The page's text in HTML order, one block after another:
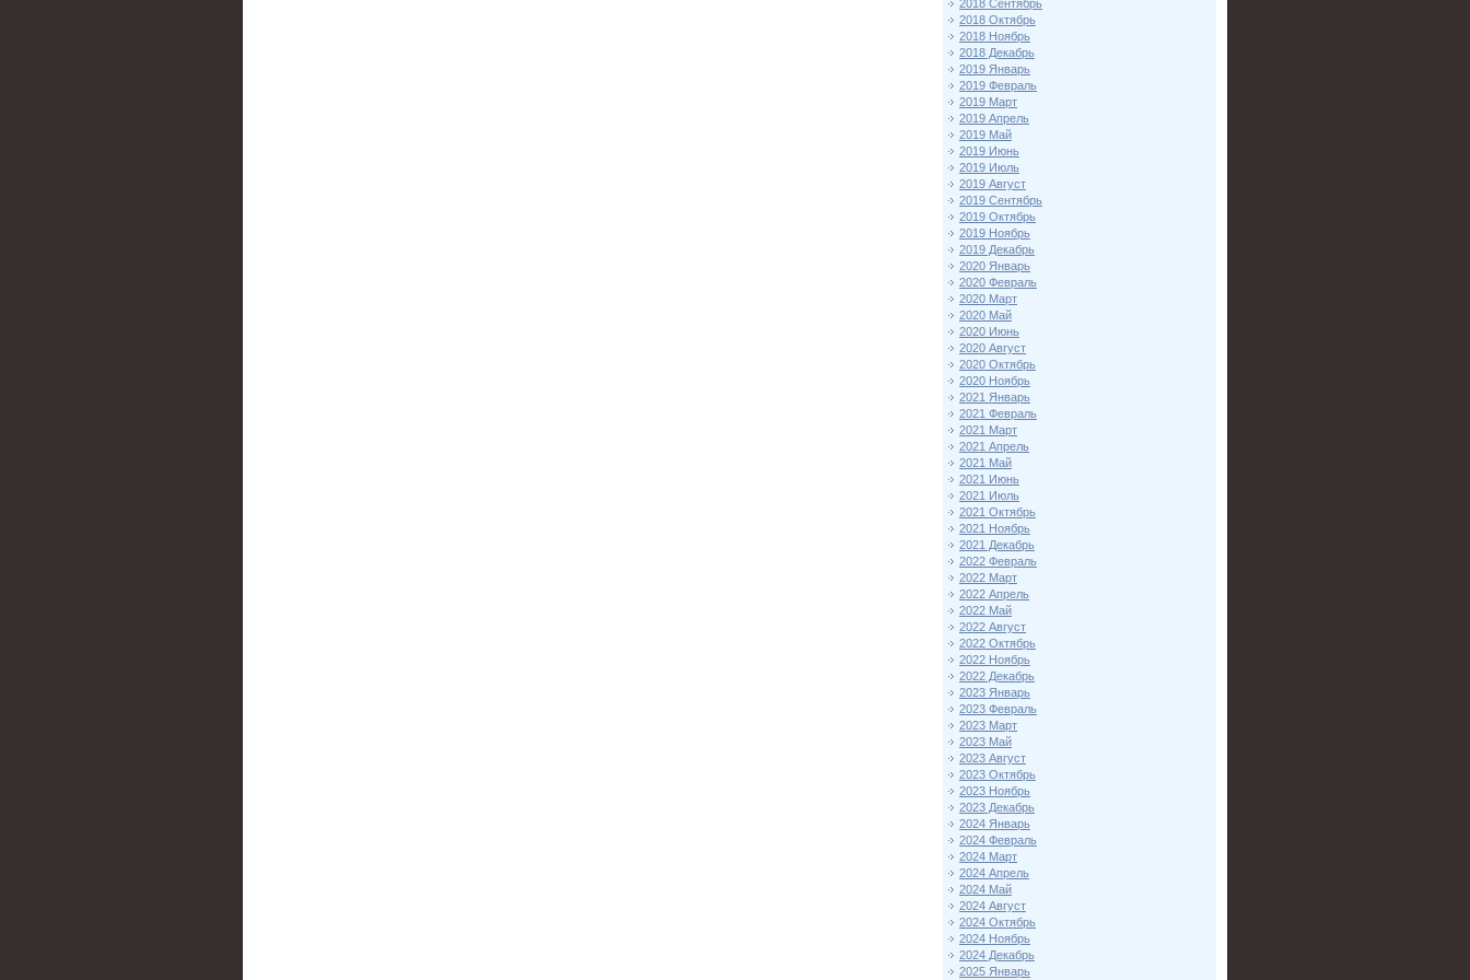
2018 Сентябрь
2018 Октябрь
2018 Ноябрь
2018 Декабрь
2019 Январь
2019 Февраль
2019 Март
2019 Апрель
2019 Май
2019 Июнь
2019 Июль
2019 Август
2019 Сентябрь
2019 Октябрь
2019 Ноябрь
2019 Декабрь
2020 Январь
2020 Февраль
2020 Март
2020 Май
2020 Июнь
2020 Август
2020 Октябрь
2020 Ноябрь
2021 Январь
2021 Февраль
2021 Март
2021 Апрель
2021 Май
2021 Июнь
2021 Июль
2021 Октябрь
2021 Ноябрь
2021 Декабрь
2022 Февраль
2022 Март
2022 Апрель
2022 Май
2022 Август
2022 Октябрь
2022 Ноябрь
2022 Декабрь
2023 Январь
2023 Февраль
2023 Март
2023 Май
2023 Август
2023 Октябрь
2023 Ноябрь
2023 Декабрь
2024 Январь
2024 Февраль
2024 Март
2024 Апрель
2024 Май
2024 Август
2024 Октябрь
2024 Ноябрь
2024 Декабрь
2025 Январь